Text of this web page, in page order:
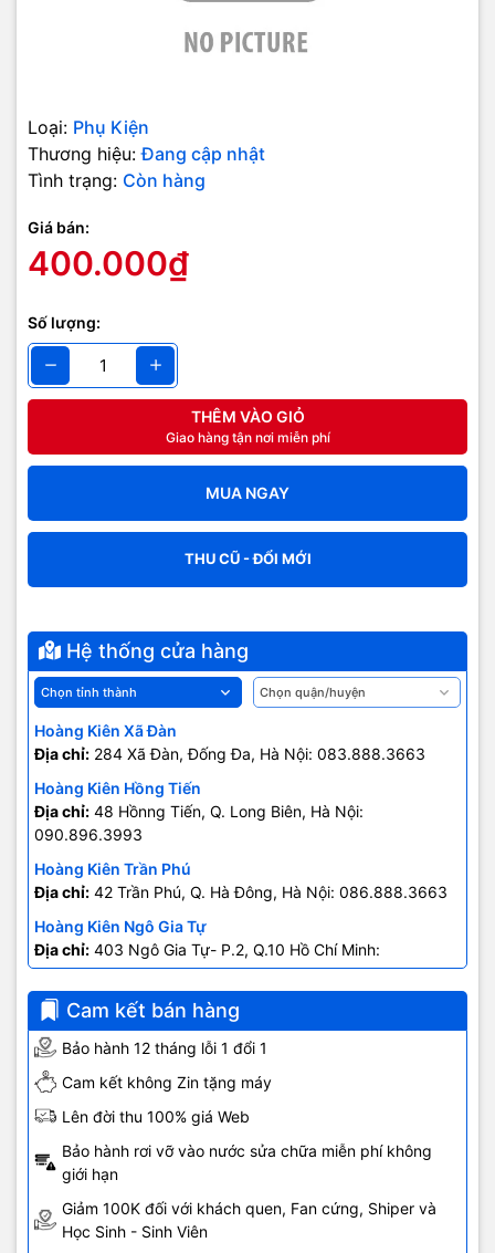
Loại: Phụ Kiện
Thương hiệu: Đang cập nhật
Tình trạng: Còn hàng
Giá bán:
400.000₫
Số lượng:
THÊM VÀO GIỎ
Giao hàng tận nơi miễn phí
MUA NGAY
THU CŨ - ĐỔI MỚI
Hệ thống cửa hàng
Hoàng Kiên Xã Đàn
Địa chỉ: 284 Xã Đàn, Đống Đa, Hà Nội: 083.888.3663
Hoàng Kiên Hồng Tiến
Địa chỉ: 48 Hồnng Tiến, Q. Long Biên, Hà Nội:
090.896.3993
Hoàng Kiên Trần Phú
Địa chỉ: 42 Trần Phú, Q. Hà Đông, Hà Nội: 086.888.3663
Hoàng Kiên Ngô Gia Tự
Địa chỉ: 403 Ngô Gia Tự- P.2, Q.10 Hồ Chí Minh:
0707.678.707
Cam kết bán hàng
Bảo hành 12 tháng lỗi 1 đổi 1
Cam kết không Zin tặng máy
Lên đời thu 100% giá Web
Bảo hành rơi vỡ vào nước sửa chữa miễn phí không
giới hạn
Giảm 100K đối với khách quen, Fan cứng, Shiper và
Học Sinh - Sinh Viên